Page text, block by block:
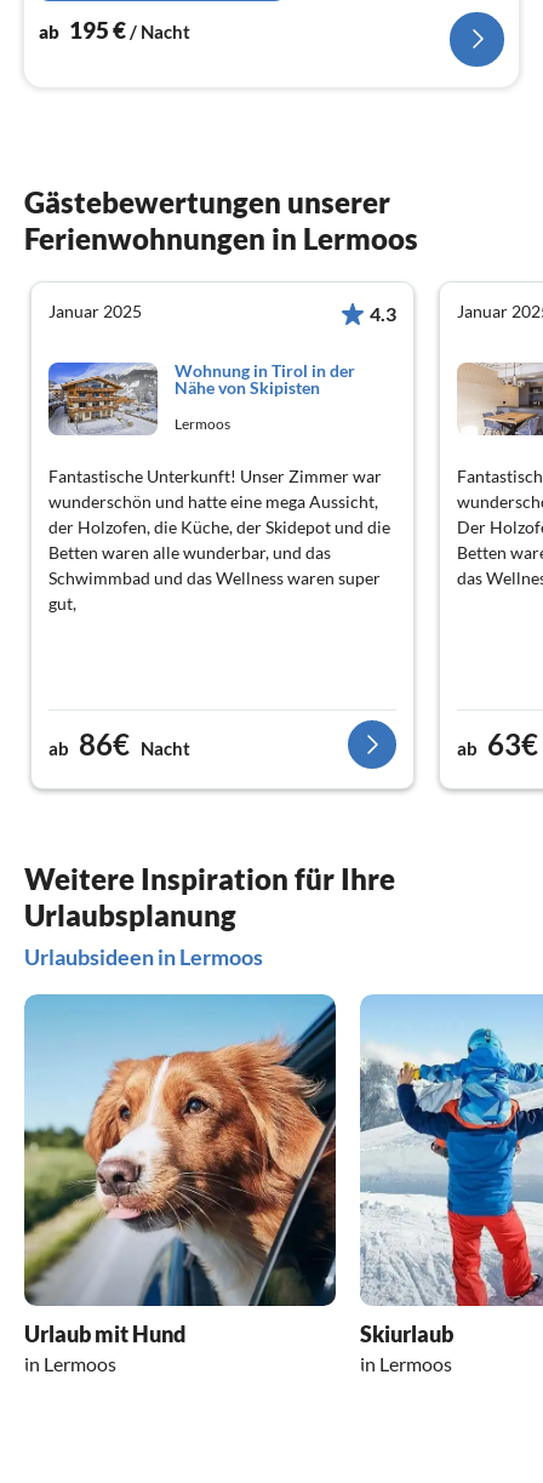
ab 195€/ Nacht
Gästebewertungen unserer
Ferienwohnungen in Lermoos
Januar 2025 4.3
Wohnung in Tirol in der
Nähe von Skipisten
Lermoos
Fantastische Unterkunft! Unser Zimmer war
wunderschön und hatte eine mega Aussicht,
der Holzofen, die Küche, der Skidepot und die
Betten waren alle wunderbar, und das
Schwimmbad und das Wellness waren super
gut,
ab 86€ Nacht
Januar
Der
Betten
das
ab 63€
Weitere Inspiration für Ihre
Urlaubsplanung
Urlaubsideen in Lermoos
Urlaub mit Hund
in Lermoos
Skiurlaub
in Lermoos